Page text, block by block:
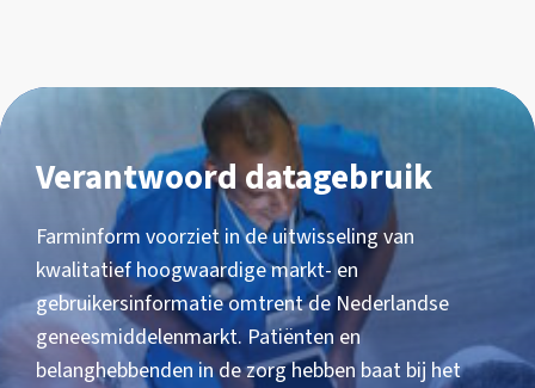
Verantwoord datagebruik
Farminform voorziet in de uitwisseling van
kwalitatief hoogwaardige markt- en
gebruikersinformatie omtrent de Nederlandse
geneesmiddelenmarkt. Patiënten en
belanghebbenden in de zorg hebben baat bij het